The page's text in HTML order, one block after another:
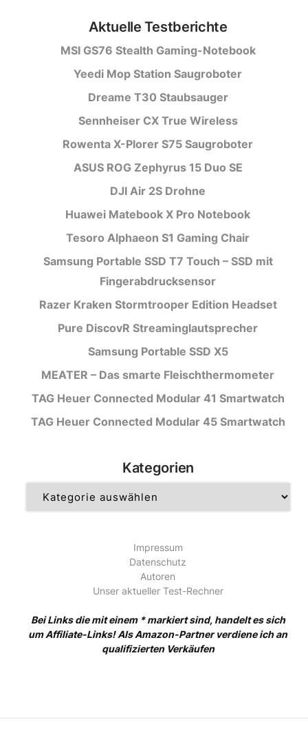
Aktuelle Testberichte
MSI GS76 Stealth Gaming-Notebook
Yeedi Mop Station Saugroboter
Dreame T30 Staubsauger
Sennheiser CX True Wireless
Rowenta X-Plorer S75 Saugroboter
ASUS ROG Zephyrus 15 Duo SE
DJI Air 2S Drohne
Huawei Matebook X Pro Notebook
Tesoro Alphaeon S1 Gaming Chair
Samsung Portable SSD T7 Touch – SSD mit
Fingerabdrucksensor
Razer Kraken Stormtrooper Edition Headset
Pure DiscovR Streaminglautsprecher
Samsung Portable SSD X5
MEATER – Das smarte Fleischthermometer
TAG Heuer Connected Modular 41 Smartwatch
TAG Heuer Connected Modular 45 Smartwatch
Kategorien
Impressum
Datenschutz
Autoren
Unser aktueller Test-Rechner
Bei Links die mit einem * markiert sind, handelt es sich
um Affiliate-Links! Als Amazon-Partner verdiene ich an
qualifizierten Verkäufen